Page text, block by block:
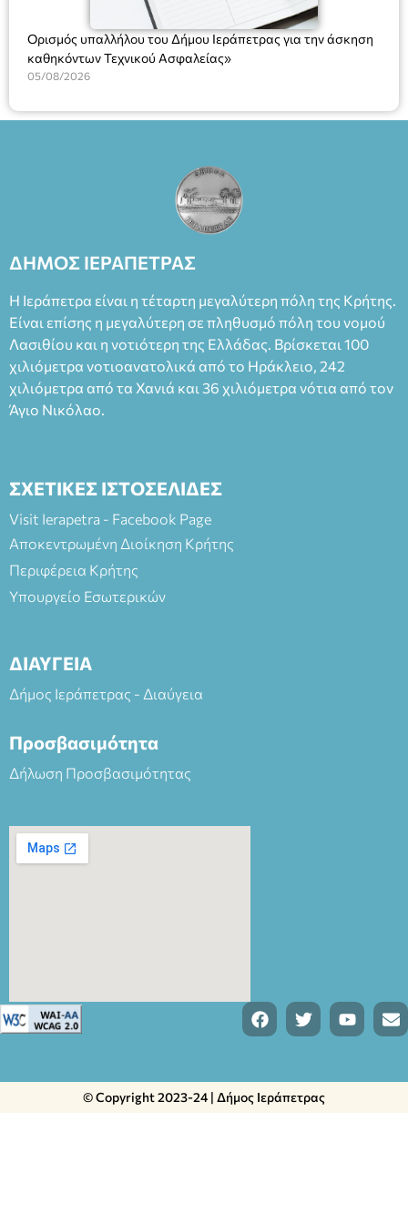
Ορισμός υπαλλήλου του Δήμου Ιεράπετρας για την άσκηση
καθηκόντων Τεχνικού Ασφαλείας»
05/08/2026
ΔΗΜΟΣ ΙΕΡΑΠΕΤΡΑΣ
Η Ιεράπετρα είναι η τέταρτη μεγαλύτερη πόλη της Κρήτης.
Είναι επίσης η μεγαλύτερη σε πληθυσμό πόλη του νομού
Λασιθίου και η νοτιότερη της Ελλάδας. Βρίσκεται 100
χιλιόμετρα νοτιοανατολικά από το Ηράκλειο, 242
χιλιόμετρα από τα Χανιά και 36 χιλιόμετρα νότια από τον
Άγιο Νικόλαο.
ΣΧΕΤΙΚΕΣ ΙΣΤΟΣΕΛΙΔΕΣ
Visit Ierapetra - Facebook Page
Αποκεντρωμένη Διοίκηση Κρήτης
Περιφέρεια Κρήτης
Υπουργείο Εσωτερικών
ΔΙΑΥΓΕΙΑ
Δήμος Ιεράπετρας - Διαύγεια
Προσβασιμότητα
Δήλωση Προσβασιμότητας
© Copyright 2023-24 | Δήμος Ιεράπετρας